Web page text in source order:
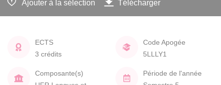
Ajouter à la sélection Télécharger
ECTS
3 crédits
Code Apogée
5LLLY1
Composante(s)
Période de l'année